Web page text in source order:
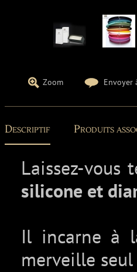
Zoom Envoyer
Descriptif Produits
Laissez-vous
silicone et
Il incarne à
merveille seul